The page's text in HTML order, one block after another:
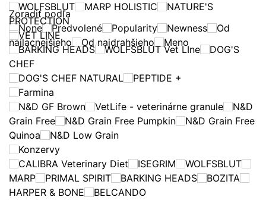
WOLFSBLUT
MARP HOLISTIC
NATURE'S
PROTECTION
VET LINE
BARKING HEADS
WOLFSBLUT Vet LIne
DOG'S
CHEF
DOG'S CHEF NATURAL
PEPTIDE +
Farmina
N&D GF Brown
VetLife - veterinárne granule
N&D
Grain Free
N&D Grain Free Pumpkin
N&D Grain Free
Quinoa
N&D Low Grain
Konzervy
CALIBRA Veterinary Diet
ISEGRIM
WOLFSBLUT
MARP
PRIMAL SPIRIT BARKING HEADS
BOZITA
HARPER & BONE
BELCANDO
Zoradiť podľa
None
Predvolené Popularity Newness
Od
najlacnejšieho
Od najdrahšieho Meno